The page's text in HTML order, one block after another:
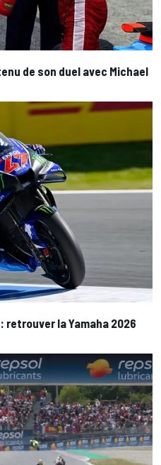
de son duel avec Michael
retrouver la Yamaha 2026